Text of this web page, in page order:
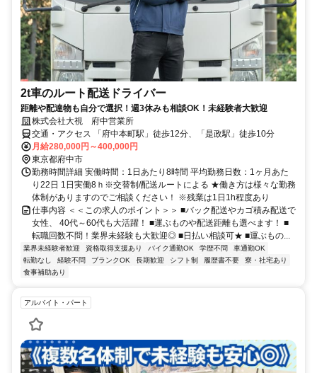
2t車のルート配送ドライバー
距離や配達物も自分で選択！週3休みも相談OK！未経験者大歓迎
株式会社大視 府中営業所
交通・アクセス 「府中本町駅」徒歩12分、「是政駅」徒歩10分
月給280,000円～400,000円
東京都府中市
勤務時間詳細 実働時間：1日あたり8時間 平均勤務日数：1ヶ月あた
り22日 1日実働8ｈ※交替制/配送ルートによる ★働き方は様々な勤務
体制がありますのでご相談ください！ ※残業は1日1h程度あり
仕事内容 ＜＜この求人のポイント＞＞ ■バック配送やカゴ積み配送で
女性、 40代～60代も大活躍！ ■運ぶものや配送距離も選べます！ ■
転職回数不問！業界未経験も大歓迎◎ ■日払い相談可★ ■運ぶもの...
業界未経験者歓迎 資格取得支援あり バイク通勤OK 学歴不問
車通勤OK
転勤なし
経験不問 ブランクOK 長期歓迎 シフト制 履歴書不要
寮・社宅あり
食事補助あり
アルバイト・パート